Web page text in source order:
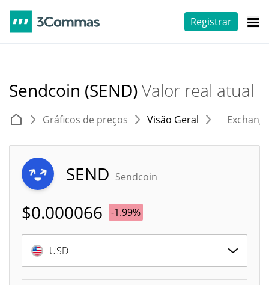
Registrar
Sendcoin (SEND)Valor real atual
Gráficos de preços Visão Geral
SEND Sendcoin
$0.000066 -1.99%
USD